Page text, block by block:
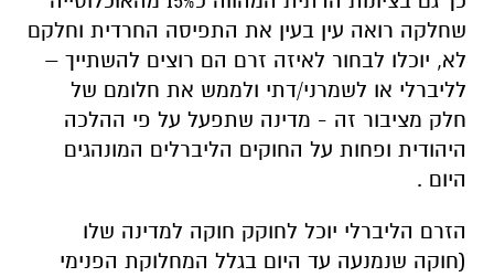
שחלקה רואה עין בעין את התפיסה החרדית וחלקם
לא, יוכלו לבחור לאיזה זרם הם רוצים להשתייך –
לליברלי או לשמרני/דתי ולממש את חלומם של
חלק מציבור זה - מדינה שתפעל על פי ההלכה
היהודית ופחות על החוקים הליברלים המונהגים
היום .
הזרם הליברלי יוכל לחוקק חוקה למדינה שלו
(חוקה שנמנעה עד היום בגלל המחלוקת הפנימי